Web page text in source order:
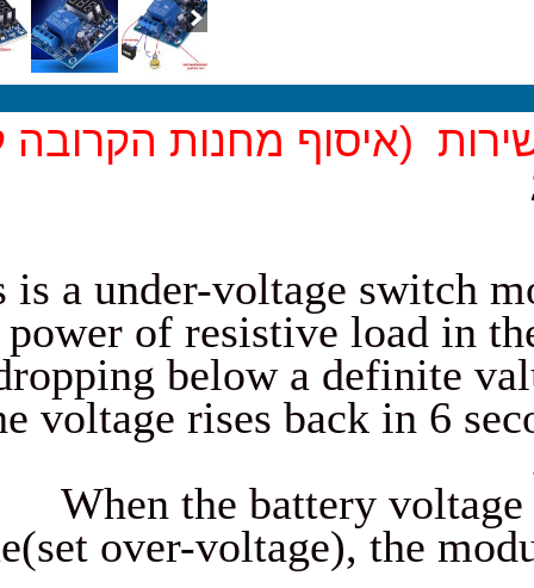
מחנות הקרובה לביתך)
This is a under-voltage
the power of resistive
dropping below a
If the voltage rises
When the
value(set over-